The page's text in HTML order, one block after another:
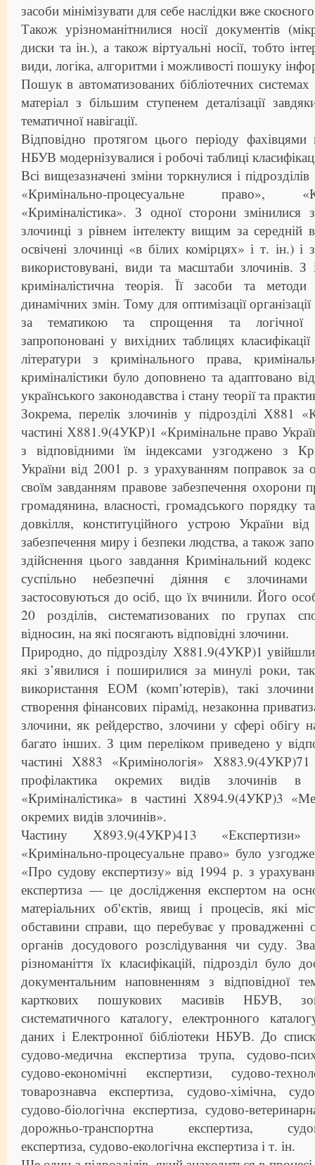
засоби мінімізувати для себе наслідки вже
Також урізноманітнилися носії документів
диски та ін.), а також віртуальні носії, тобто
види, логіка, алгоритми і можливості пошуку
Пошук в автоматизованих бібліотечних
матеріал з більшим ступенем деталізації
тематичної навігації.
Відповідно протягом цього періоду фахівцями
НБУВ модернізувалися і робочі таблиці
Всі вищезазначені зміни торкнулися і
«Кримінально-процесуальне право»,
«Криміналістика». З одної сторони змінилися
злочинці з рівнем інтелекту вищим за середній
освічені злочинці «в білих комірцях» і т. ін.)
використовувані, види та масштаби злочинів.
криміналістична теорія. Її засоби та
динамічних змін. Тому для оптимізації
за тематикою та спрощення та логічної
запропоновані у вихідних таблицях
літератури з кримінального права,
криміналістики було доповнено та адаптовано
українського законодавства і стану теорії та
Зокрема, перелік злочинів у підрозділі Х881
частині Х881.9(4УКР)1 «Кримінальне право
з відповідними їм індексами узгоджено з
України від 2001 р. з урахуванням поправок за
своїм завданням правове забезпечення охорони
громадянина, власності, громадського порядку
довкілля, конституційного устрою України
забезпечення миру і безпеки людства, а також
здійснення цього завдання Кримінальний
суспільно небезпечні діяння є
застосовуються до осіб, що їх вчинили. Його
20 розділів, систематизованих по групах
відносин, на які посягають відповідні злочини.
Природно, до підрозділу Х881.9(4УКР)1 увійшли
які з’явилися і поширилися за минулі роки,
використання ЕОМ (комп’ютерів), такі
створення фінансових пірамід, незаконна
злочини, як рейдерство, злочини у сфері обігу
багато інших. З цим переліком приведено у
частині Х883 «Кримінологія»
профілактика окремих видів злочинів
«Криміналістика» в частині Х894.9(4УКР)3
окремих видів злочинів».
Частину Х893.9(4УКР)413
«Кримінально-процесуальне право» було
«Про судову експертизу» від 1994 р. з
експертиза — це дослідження експертом на
матеріальних об'єктів, явищ і процесів, які
обставини справи, що перебуває у провадженні
органів досудового розслідування чи суду.
різноманіття їх класифікацій, підрозділ було
документальним наповненням з відповідної
карткових пошукових масивів НБУВ,
систематичного каталогу, електронного
даних і Електронної бібліотеки НБУВ. До
судово-медична експертиза трупа, судово-
судово-економічні експертизи, судово-
товарознавча експертиза, судово-хімічна,
судово-біологічна експертиза, судово-
дорожньо-транспортна експертиза,
експертиза, судово-екологічна експертиза і т. ін.